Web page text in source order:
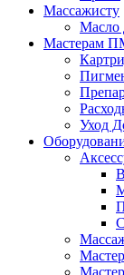
Массажисту
Масло
Мастерам
Уход